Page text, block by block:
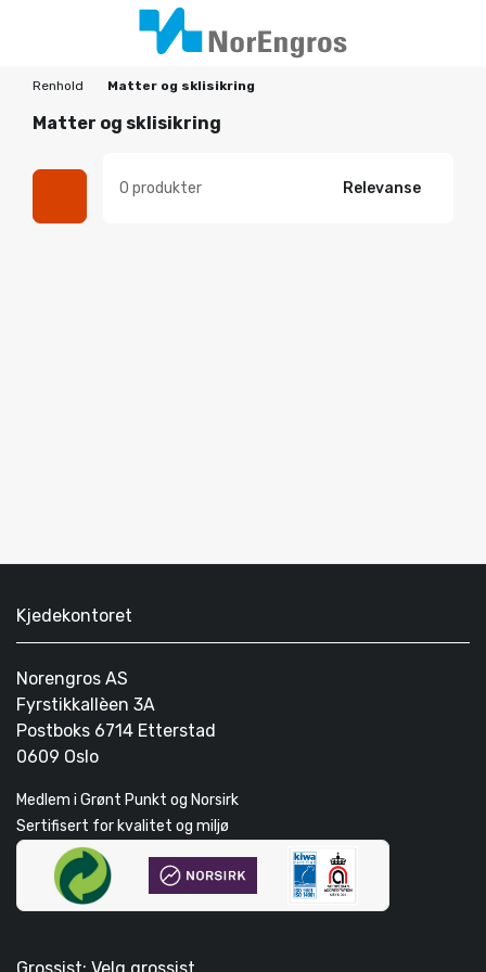
Renhold Matter og sklisikring
Matter og sklisikring
0 produkter Relevanse
Kjedekontoret
Norengros AS
Fyrstikkallèen 3A
Postboks 6714 Etterstad
0609 Oslo
Medlem i Grønt Punkt og Norsirk
Sertifisert for kvalitet og miljø